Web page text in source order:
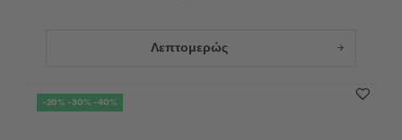
Λεπτομερώς
-20% -30% -40%